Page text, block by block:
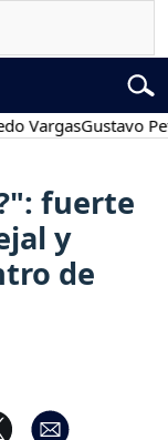
Gustavo Petro
fuerte
y
de